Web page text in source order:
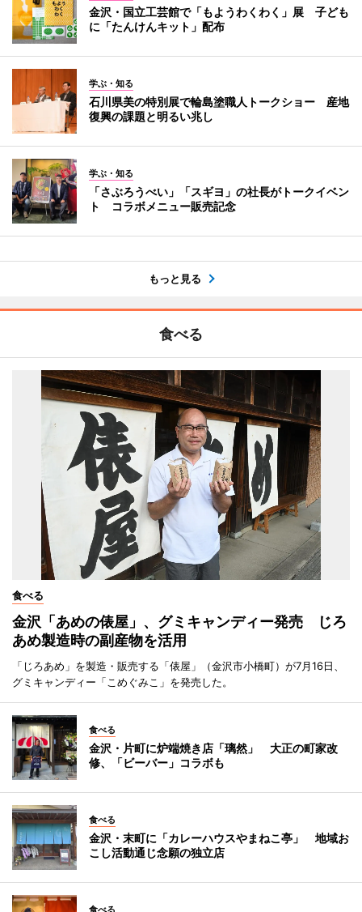
金沢・国立工芸館で「もようわくわく」展 子ども
に「たんけんキット」配布
学ぶ・知る
石川県美の特別展で輪島塗職人トークショー 産地
復興の課題と明るい兆し
学ぶ・知る
「さぶろうべい」「スギヨ」の社長がトークイベン
ト コラボメニュー販売記念
もっと見る
食べる
食べる
金沢「あめの俵屋」、グミキャンディー発売 じろ
あめ製造時の副産物を活用
「じろあめ」を製造・販売する「俵屋」（金沢市小橋町）が7月16日、
グミキャンディー「こめぐみこ」を発売した。
食べる
金沢・片町に炉端焼き店「璃然」 大正の町家改
修、「ビーバー」コラボも
食べる
金沢・末町に「カレーハウスやまねこ亭」 地域お
こし活動通じ念願の独立店
食べる